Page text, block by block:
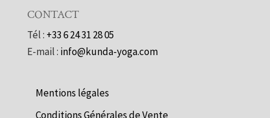
CONTACT
Tél : +33 6 24 31 28 05
E-mail : info@kunda-yoga.com
Mentions légales
Conditions Générales de Vente